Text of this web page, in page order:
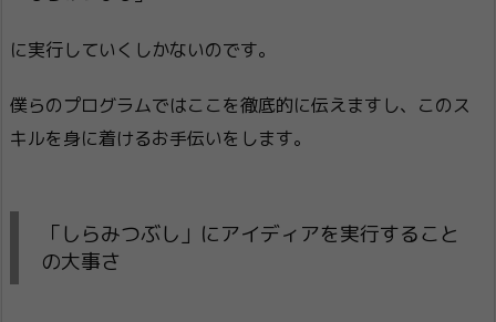
に実行していくしかないのです。
僕らのプログラムではここを徹底的に伝えますし、このス
キルを身に着けるお手伝いをします。
「しらみつぶし」にアイディアを実行すること
の大事さ